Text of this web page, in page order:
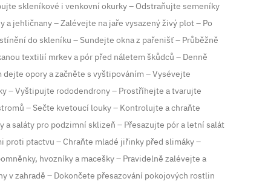
skleníkové i venkovní okurky – Odstraňujte semeníky
jehličnany – Zalévejte na jaře vysazený živý plot – Po
do skleníku – Sundejte okna z pařenišť – Průběžně
textilií mrkev a pór před náletem škůdců – Denně
opory a začněte s vyštipováním – Vysévejte
– Vyštipujte rododendrony – Prostříhejte a tvarujte
– Sečte kvetoucí louky – Kontrolujte a chraňte
saláty pro podzimní sklizeň – Přesazujte pór a letní salát
proti ptactvu – Chraňte mladé jiřinky před slimáky –
hvozníky a macešky – Pravidelně zalévejte a
v zahradě – Dokončete přesazování pokojových rostlin